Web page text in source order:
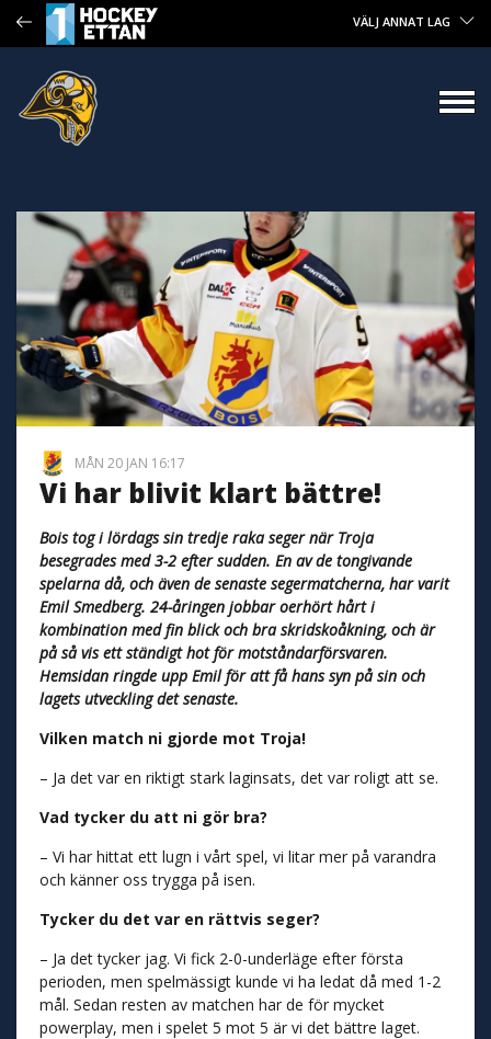
VÄLJ ANNAT LAG
MÅN 20 JAN 16:17
Vi har blivit klart bättre!
Bois tog i lördags sin tredje raka seger när Troja
besegrades med 3-2 efter sudden. En av de tongivande
spelarna då, och även de senaste segermatcherna, har varit
Emil Smedberg. 24-åringen jobbar oerhört hårt i
kombination med fin blick och bra skridskoåkning, och är
på så vis ett ständigt hot för motståndarförsvaren.
Hemsidan ringde upp Emil för att få hans syn på sin och
lagets utveckling det senaste.
Vilken match ni gjorde mot Troja!
– Ja det var en riktigt stark laginsats, det var roligt att se.
Vad tycker du att ni gör bra?
– Vi har hittat ett lugn i vårt spel, vi litar mer på varandra
och känner oss trygga på isen.
Tycker du det var en rättvis seger?
– Ja det tycker jag. Vi fick 2-0-underläge efter första
perioden, men spelmässigt kunde vi ha ledat då med 1-2
mål. Sedan resten av matchen har de för mycket
powerplay, men i spelet 5 mot 5 är vi det bättre laget.